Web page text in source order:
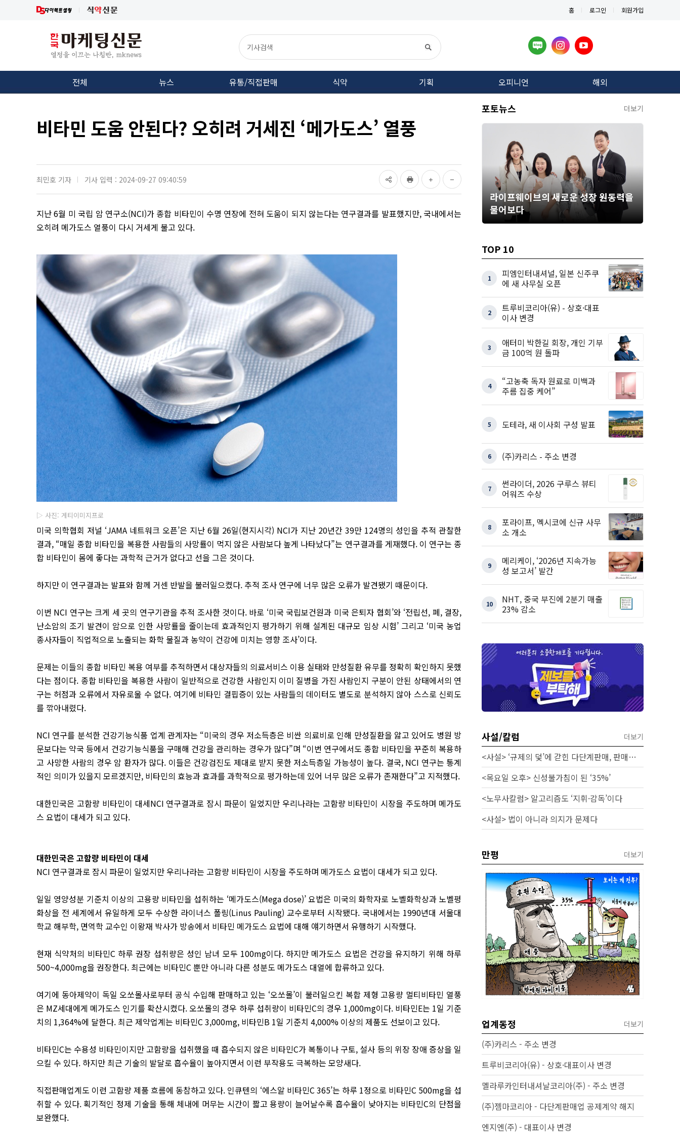
홈 로그인 회원가입
전체 뉴스 유통/직접판매 식약 기획 오피니언 해외
비타민 도움 안된다? 오히려 거세진 ‘메가도스’ 열풍
최민호 기자 기사 입력 : 2024-09-27 09:40:59
지난 6월 미 국립 암 연구소(NCI)가 종합 비타민이 수명 연장에 전혀 도움이 되지 않는다는 연구결과를 발표했지만, 국내에서는
오히려 메가도스 열풍이 다시 거세게 불고 있다.
▷ 사진: 게티이미지프로
미국 의학협회 저널 ‘JAMA 네트워크 오픈’은 지난 6월 26일(현지시각) NCI가 지난 20년간 39만 124명의 성인을 추적 관찰한
결과, “매일 종합 비타민을 복용한 사람들의 사망률이 먹지 않은 사람보다 높게 나타났다”는 연구결과를 게재했다. 이 연구는 종
합 비타민이 몸에 좋다는 과학적 근거가 없다고 선을 그은 것이다.
하지만 이 연구결과는 발표와 함께 거센 반발을 불러일으켰다. 추적 조사 연구에 너무 많은 오류가 발견됐기 때문이다.
이번 NCI 연구는 크게 세 곳의 연구기관을 추적 조사한 것이다. 바로 ‘미국 국립보건원과 미국 은퇴자 협회’와 ‘전립선, 폐, 결장,
난소암의 조기 발견이 암으로 인한 사망률을 줄이는데 효과적인지 평가하기 위해 설계된 대규모 임상 시험’ 그리고 ‘미국 농업
종사자들이 직업적으로 노출되는 화학 물질과 농약이 건강에 미치는 영향 조사’이다.
문제는 이들의 종합 비타민 복용 여부를 추적하면서 대상자들의 의료서비스 이용 실태와 만성질환 유무를 정확히 확인하지 못했
다는 점이다. 종합 비타민을 복용한 사람이 일반적으로 건강한 사람인지 이미 질병을 가진 사람인지 구분이 안된 상태에서의 연
구는 허점과 오류에서 자유로울 수 없다. 여기에 비타민 결핍증이 있는 사람들의 데이터도 별도로 분석하지 않아 스스로 신뢰도
를 깎아내렸다.
NCI 연구를 분석한 건강기능식품 업계 관계자는 “미국의 경우 저소득층은 비싼 의료비로 인해 만성질환을 앓고 있어도 병원 방
문보다는 약국 등에서 건강기능식품을 구매해 건강을 관리하는 경우가 많다”며 “이번 연구에서도 종합 비타민을 꾸준히 복용하
고 사망한 사람의 경우 암 환자가 많다. 이들은 건강검진도 제대로 받지 못한 저소득층일 가능성이 높다. 결국, NCI 연구는 통계
적인 의미가 있을지 모르겠지만, 비타민의 효능과 효과를 과학적으로 평가하는데 있어 너무 많은 오류가 존재한다”고 지적했다.
대한민국은 고함량 비타민이 대세NCI 연구결과로 잠시 파문이 일었지만 우리나라는 고함량 비타민이 시장을 주도하며 메가도
스 요법이 대세가 되고 있다.
대한민국은 고함량 비타민이 대세
NCI 연구결과로 잠시 파문이 일었지만 우리나라는 고함량 비타민이 시장을 주도하며 메가도스 요법이 대세가 되고 있다.
일일 영양성분 기준치 이상의 고용량 비타민을 섭취하는 ‘메가도스(Mega dose)’ 요법은 미국의 화학자로 노벨화학상과 노벨평
화상을 전 세계에서 유일하게 모두 수상한 라이너스 폴링(Linus Pauling) 교수로부터 시작됐다. 국내에서는 1990년대 서울대
학교 해부학, 면역학 교수인 이왕재 박사가 방송에서 비타민 메가도스 요법에 대해 얘기하면서 유행하기 시작했다.
현재 식약처의 비타민C 하루 권장 섭취량은 성인 남녀 모두 100mg이다. 하지만 메가도스 요법은 건강을 유지하기 위해 하루
500~4,000mg을 권장한다. 최근에는 비타민C 뿐만 아니라 다른 성분도 메가도스 대열에 합류하고 있다.
여기에 동아제약이 독일 오쏘몰사로부터 공식 수입해 판매하고 있는 ‘오쏘몰’이 불러일으킨 복합 제형 고용량 멀티비타민 열풍
은 MZ세대에게 메가도스 인기를 확산시켰다. 오쏘몰의 경우 하루 섭취량이 비타민C의 경우 1,000mg이다. 비타민E는 1일 기준
치의 1,364%에 달한다. 최근 제약업계는 비타민C 3,000mg, 비타민B 1일 기준치 4,000% 이상의 제품도 선보이고 있다.
비타민C는 수용성 비타민이지만 고함량을 섭취했을 때 흡수되지 않은 비타민C가 복통이나 구토, 설사 등의 위장 장애 증상을 일
으킬 수 있다. 하지만 최근 기술의 발달로 흡수율이 높아지면서 이런 부작용도 극복하는 모양새다.
직접판매업계도 이런 고함량 제품 흐름에 동참하고 있다. 인큐텐의 ‘에스알 비타민C 365’는 하루 1정으로 비타민C 500mg을 섭
취할 수 있다. 획기적인 정제 기술을 통해 체내에 머무는 시간이 짧고 용량이 늘어날수록 흡수율이 낮아지는 비타민C의 단점을
보완했다.
포토뉴스 더보기
라이프웨이브의 새로운 성장 원동력을
물어보다
TOP 10
1
피엠인터내셔널, 일본 신주쿠
에 새 사무실 오픈
2
트루비코리아(유) - 상호·대표
이사 변경
3
애터미 박한길 회장, 개인 기부
금 100억 원 돌파
4
“고농축 독자 원료로 미백과
주름 집중 케어”
5 도테라, 새 이사회 구성 발표
6 (주)카리스 - 주소 변경
7
썬라이더, 2026 구루스 뷰티
어워즈 수상
8
포라이프, 멕시코에 신규 사무
소 개소
9
메리케이, ‘2026년 지속가능
성 보고서’ 발간
10
NHT, 중국 부진에 2분기 매출
23% 감소
사설/칼럼 더보기
<사설> ‘규제의 덫’에 갇힌 다단계판매, 판매원 보호 시급하다
<목요일 오후> 신성불가침이 된 ‘35%’
<노무사칼럼> 알고리즘도 ‘지휘·감독’이다
<사설> 법이 아니라 의지가 문제다
만평 더보기
업계동정 더보기
(주)카리스 - 주소 변경
트루비코리아(유) - 상호·대표이사 변경
멜라루카인터내셔날코리아(주) - 주소 변경
(주)젬마코리아 - 다단계판매업 공제계약 해지
엔지엔(주) - 대표이사 변경